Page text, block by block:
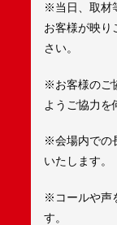
※当日、取材
お客様が映り
さい。
※お客様のご
ようご協力を
※会場内での
いたします。
※コールや声
す。